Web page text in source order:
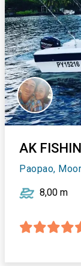
AK
Paopao,
8,00 m